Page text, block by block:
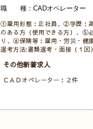
職 種：CADオペレーター
①雇用形態：正社員、②学歴：
のある方（使用できる方）、 ⑤
り、⑧保険等：雇用・労災・健
選考方法:書類選考・ 面接（１ 回
その他新着求人
ＣＡＤオペレーター：２件